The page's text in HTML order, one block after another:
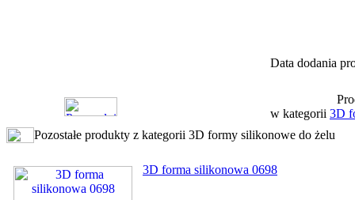
Data dodania
w kategorii 3D
Pozostałe produkty z kategorii 3D formy silikonowe do żelu
3D forma silikonowa 0698